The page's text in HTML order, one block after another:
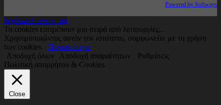
Powered by Softways
keyboard_arrow_up
Τα cookies επιτρέπουν μια σειρά από λειτουργίες...
Χρησιμοποιώντας αυτόν τον ιστότοπο, συμφωνείτε με τη χρήση
των cookies. Περισσότερα
Αποδοχή όλων
Αποδοχή απαραίτητων
Ρυθμίσεις
Πολιτική απορρήτου & Cookies
Close